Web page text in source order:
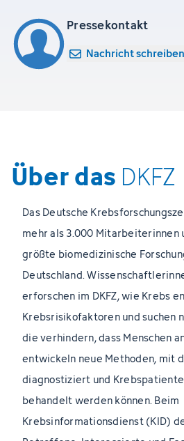
Pressekontakt
Nachricht schreiben
Über das DKFZ
Das Deutsche
mehr als 3.000
größte biomedizinische
Deutschland.
erforschen im DKFZ, wie Krebs
Krebsrisikofaktoren und suchen
die verhindern, dass Menschen
entwickeln neue Methoden, mit
diagnostiziert und
behandelt werden können. Beim
Krebsinformationsdienst (KID)